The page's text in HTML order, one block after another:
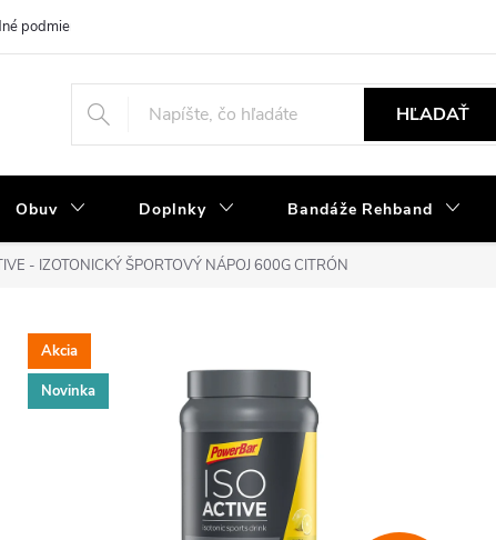
podmienky
HĽADAŤ
Obuv Doplnky Bandáže Rehband
- IZOTONICKÝ ŠPORTOVÝ NÁPOJ 600G CITRÓN
Akcia
Novinka